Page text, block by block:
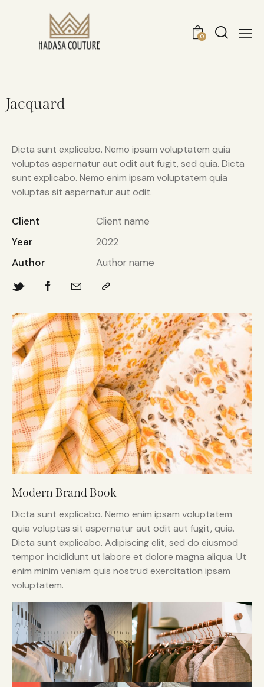
0
Jacquard
Modern Brand Book
Dicta sunt explicabo. Nemo enim ipsam voluptatem
quia voluptas sit aspernatur aut odit aut fugit, quia.
Dicta sunt explicabo. Adipiscing elit, sed do eiusmod
tempor incididunt ut labore et dolore magna aliqua. Ut
enim minim veniam quis nostrud exercitation ipsam
voluptatem.
Dicta sunt explicabo. Nemo ipsam voluptatem quia
voluptas aspernatur aut odit aut fugit, sed quia. Dicta
sunt explicabo. Nemo enim ipsam voluptatem quia
voluptas sit aspernatur aut odit.
Client
Client name
Year
2022
Author
Author name